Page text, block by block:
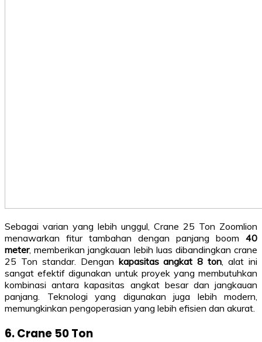
Sebagai varian yang lebih unggul, Crane 25 Ton Zoomlion
menawarkan fitur tambahan dengan panjang boom 40
meter, memberikan jangkauan lebih luas dibandingkan crane
25 Ton standar. Dengan kapasitas angkat 8 ton, alat ini
sangat efektif digunakan untuk proyek yang membutuhkan
kombinasi antara kapasitas angkat besar dan jangkauan
panjang. Teknologi yang digunakan juga lebih modern,
memungkinkan pengoperasian yang lebih efisien dan akurat.
6. Crane 50 Ton